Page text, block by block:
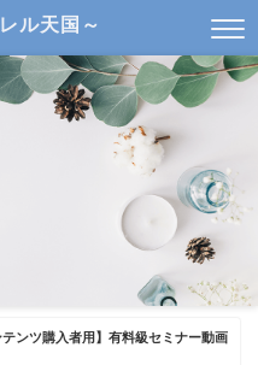
ル天国～
テンツ購入者用】有料級セミナー動画